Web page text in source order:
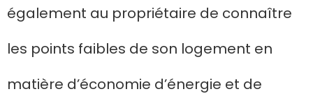
également au propriétaire de connaître
les points faibles de son logement en
matière d’économie d’énergie et de